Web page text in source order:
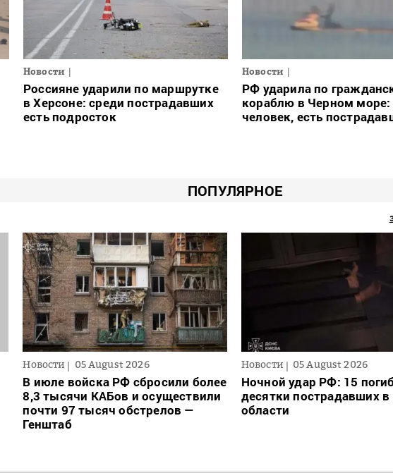
Новости
Россияне ударили по маршрутке
в Херсоне: среди пострадавших
есть подросток
Новости
РФ ударила по
кораблю в Черном море:
человек, есть
ПОПУЛЯРНОЕ
Новости 05 August 2026
В июле войска РФ сбросили более
8,3 тысячи КАБов и осуществили
почти 97 тысяч обстрелов —
Генштаб
Новости 05 August 2026
Ночной удар РФ: 15
десятки пострадавших в
области